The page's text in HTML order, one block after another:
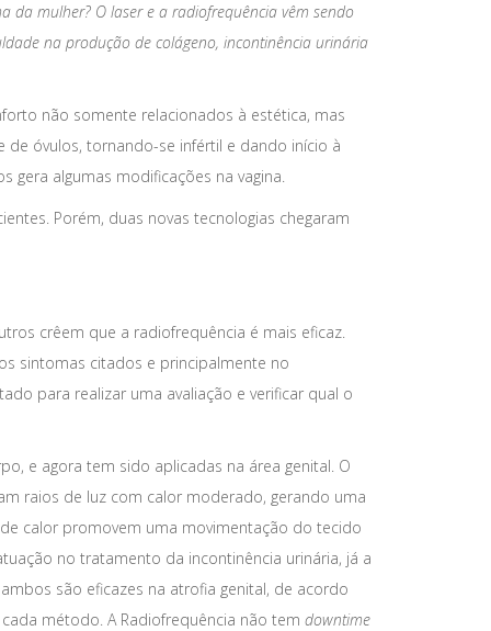
mulher? O laser e a radiofrequência vêm sendo
na produção de colágeno, incontinência urinária
não somente relacionados à estética, mas
óvulos, tornando-se infértil e dando início à
gera algumas modificações na vagina.
Porém, duas novas tecnologias chegaram
crêem que a radiofrequência é mais eficaz.
sintomas citados e principalmente no
para realizar uma avaliação e verificar qual o
e agora tem sido aplicadas na área genital. O
raios de luz com calor moderado, gerando uma
calor promovem uma movimentação do tecido
no tratamento da incontinência urinária, já a
são eficazes na atrofia genital, de acordo
método. A Radiofrequência não tem downtime